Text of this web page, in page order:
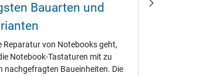
Bauarten und
Reparatur von Notebooks geht,
Notebook-Tastaturen mit zu
nachgefragten Baueinheiten. Die